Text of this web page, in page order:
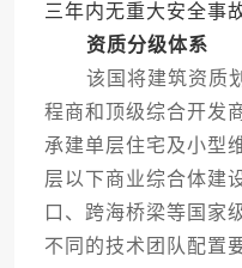
三年内无重大安全事
资质分级体系
该国将建筑资质划
程商和顶级综合开发
承建单层住宅及小型
层以下商业综合体建
口、跨海桥梁等国家
不同的技术团队配置